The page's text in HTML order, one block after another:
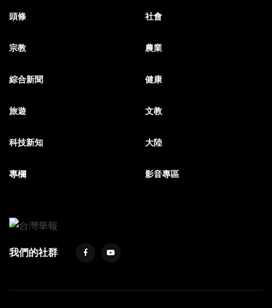
頭條 社會
宗教 農業
綜合新聞 健康
旅遊 文教
科技新知 大陸
專欄 影音專區
我們的社群